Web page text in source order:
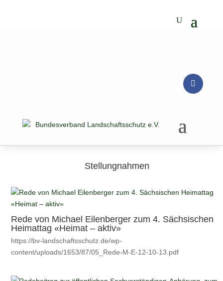
Stellungnahmen
Rede von Michael Eilenberger zum 4. Sächsischen
Heimattag «Heimat – aktiv»
https://bv-landschaftsschutz.de/wp-
content/uploads/1653/87/05_Rede-M-E-12-10-13.pdf